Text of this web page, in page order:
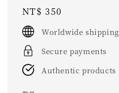
Regular
price
NT$ 350
Worldwide shipping
Secure payments
Authentic products